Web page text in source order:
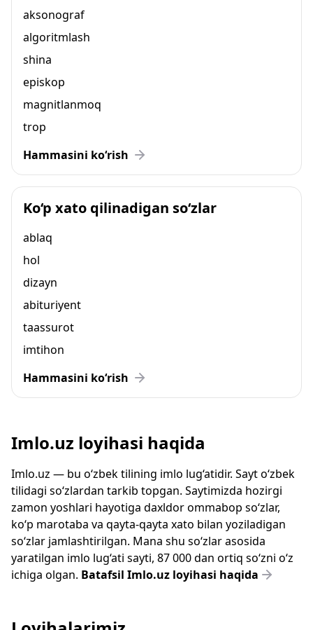
aksonograf
algoritmlash
shina
episkop
magnitlanmoq
trop
Hammasini ko‘rish
Ko‘p xato qilinadigan so‘zlar
ablaq
hol
dizayn
abituriyent
taassurot
imtihon
Hammasini ko‘rish
Imlo.uz loyihasi haqida
Imlo.uz — bu o‘zbek tilining imlo lug‘atidir. Sayt o‘zbek
tilidagi so‘zlardan tarkib topgan. Saytimizda hozirgi
zamon yoshlari hayotiga daxldor ommabop so‘zlar,
ko‘p marotaba va qayta-qayta xato bilan yoziladigan
so‘zlar jamlashtirilgan. Mana shu so‘zlar asosida
yaratilgan imlo lug‘ati sayti, 87 000 dan ortiq so‘zni o‘z
ichiga olgan. Batafsil Imlo.uz loyihasi haqida